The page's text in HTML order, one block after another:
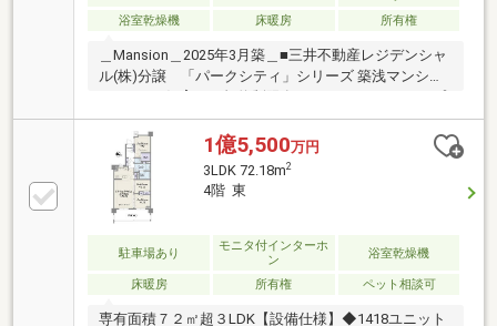
浴室乾燥機
床暖房 所有権
＿Mansion＿2025年3月築＿■三井不動産レジデンシャ
ル(株)分譲 「パークシティ」シリーズ 築浅マンショ
ライベートガーデン＆ルーフトップガーデン■ゲスト
ルーム■パーティールーム■マルチスタジオ■キッズコ
ーナー＿Room＿71.90㎡＿3LDK＋WIC＿■大型ルーフ
バルコニー（64.66㎡）付■LD・主寝室に床暖房■水回
り設備充実 ・リラ浴槽×魔法瓶浴槽採用の浴室＿
Reform＿2026年4月中旬完了！＿・全室、クロス新規
貼替・エアコン4台新規設置・ダウンライト・間接照
1億5,500万円
3LDK 72.18m2
4階 東
駐車場あり
モニタ付インターホ
ン
浴室乾燥機
床暖房 所有権 ペット相談可
専有面積７２㎡超３LDK【設備仕様】◆1418ユニット